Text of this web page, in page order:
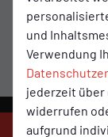
und
Verwendung
jederzeit über
widerrufen
aufgrund